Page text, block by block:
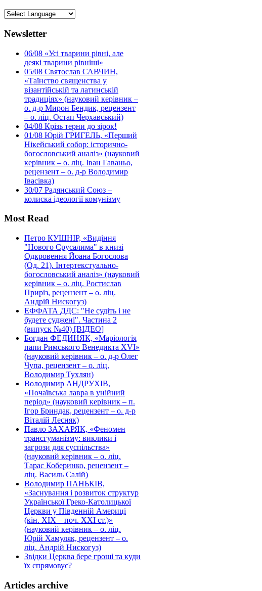
Newsletter
06/08 «Усі тварини рівні, але
деякі тварини рівніші»
05/08 Святослав САВЧИН,
«Таїнство священства у
візантійській та латинській
традиціях» (науковий керівник –
о. д-р Мирон Бендик, рецензент
– о. ліц. Остап Черхавський)
04/08 Крізь терни до зірок!
01/08 Юрій ГРИГЕЛЬ, «Перший
Нікейський собор: історично-
богословський аналіз» (науковий
керівник – о. ліц. Іван Гаваньо,
рецензент – о. д-р Володимир
Івасівка)
30/07 Радянський Союз –
колиска ідеології комунізму
Most Read
Петро КУШНІР, «Видіння
"Нового Єрусалима" в книзі
Одкровення Йоана Богослова
(Од. 21). Інтертекстуально-
богословський аналіз» (науковий
керівник – о. ліц. Ростислав
Приріз, рецензент – о. ліц.
Андрій Нискогуз)
ЕФФАТА ДДС: "Не судіть і не
будете суджені". Частина 2
(випуск №40) [ВІДЕО]
Богдан ФЕДИНЯК, «Маріологія
папи Римського Венедикта XVI»
(науковий керівник – о. д-р Олег
Чупа, рецензент – о. ліц.
Володимир Тухлян)
Володимир АНДРУХІВ,
«Почаївська лавра в унійний
період» (науковий керівник – п.
Ігор Бриндак, рецензент – о. д-р
Віталій Лесняк)
Павло ЗАХАРЯК, «Феномен
трансгуманізму: виклики і
загрози для суспільства»
(науковий керівник – о. ліц.
Тарас Коберинко, рецензент –
ліц. Василь Салій)
Володимир ПАНЬКІВ,
«Заснування і розвиток структур
Української Греко-Католицької
Церкви у Південній Америці
(кін. ХІХ – поч. ХХІ ст.)»
(науковий керівник – о. ліц.
Юрій Хамуляк, рецензент – о.
ліц. Андрій Нискогуз)
Звідки Церква бере гроші та куди
їх спрямовує?
Articles archive